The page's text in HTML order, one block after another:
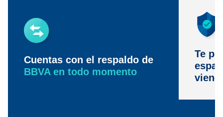
Cuentas con el respaldo de
BBVA en todo momento
Te